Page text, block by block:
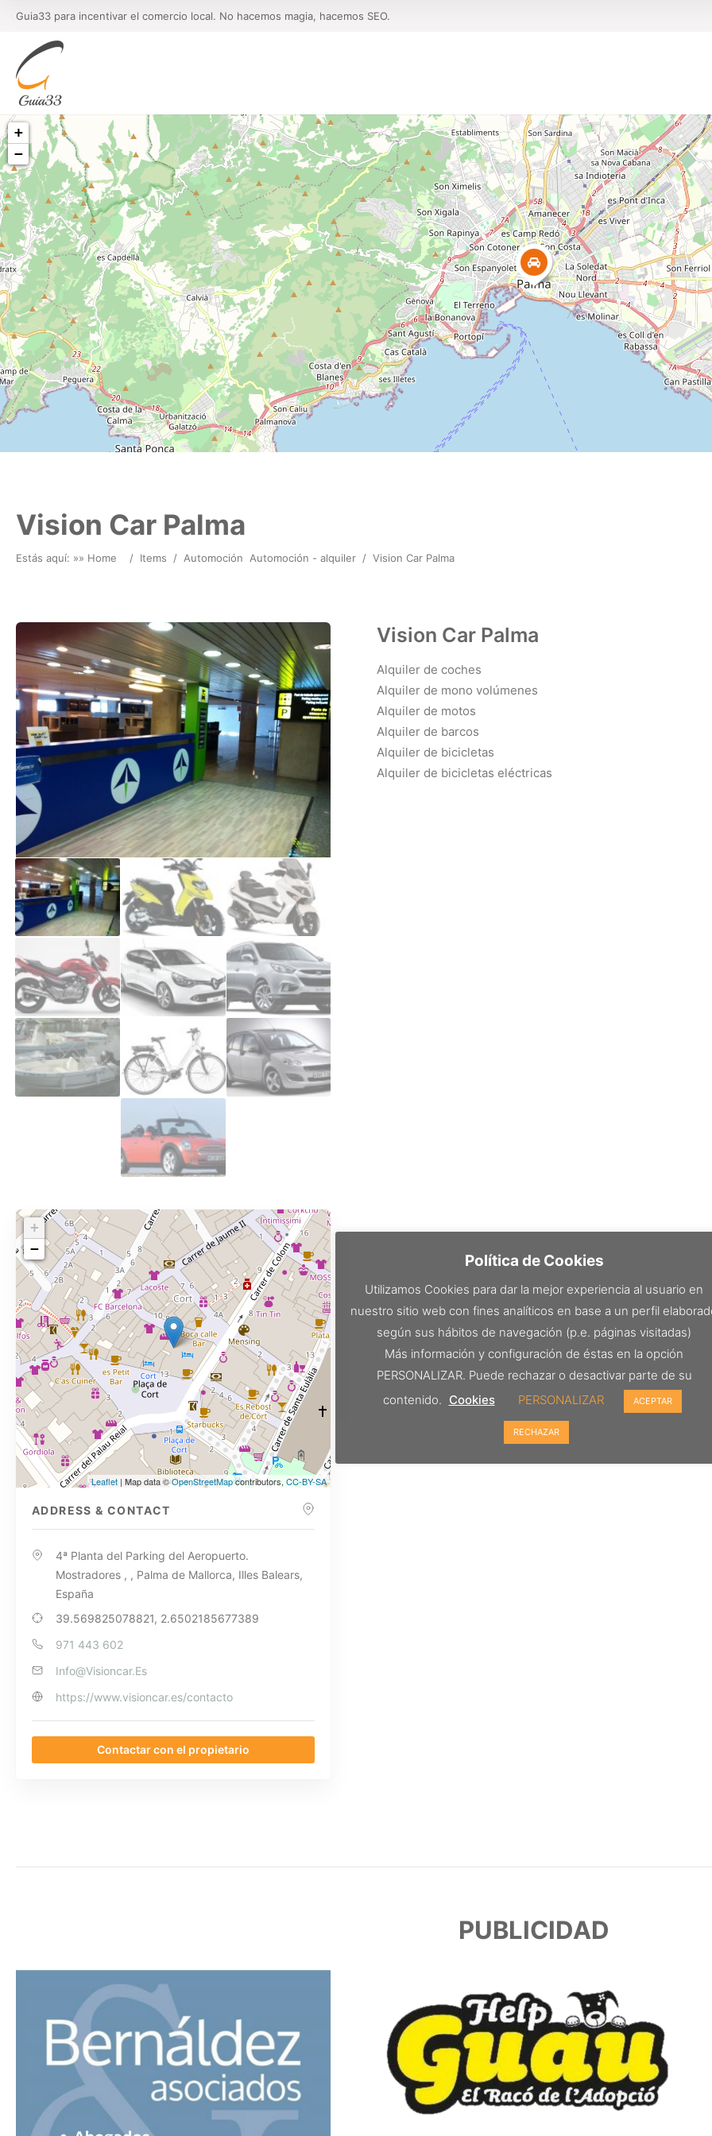
Guia33 para incentivar el comercio local. No hacemos magia, hacemos SEO.
+
−
Vision Car Palma
Estás aquí: »» Home / Items / Automoción Automoción - alquiler / Vision Car Palma
+
−
Leaflet | Map data ©OpenStreetMapcontributors,CC-BY-SA
ADDRESS & CONTACT
4ª Planta del Parking del Aeropuerto.
Mostradores , , Palma de Mallorca, Illes Balears,
España
39.569825078821, 2.6502185677389
971 443 602
Info@Visioncar.Es
https://www.visioncar.es/contacto
Contactar con el propietario
Vision Car Palma
Alquiler de coches
Alquiler de mono volúmenes
Alquiler de motos
Alquiler de barcos
Alquiler de bicicletas
Alquiler de bicicletas eléctricas
PUBLICIDAD
Política de Cookies
Utilizamos Cookies para dar la mejor experiencia al usuario en
nuestro sitio web con fines analíticos en base a un perfil
según sus hábitos de navegación (p.e. páginas visitadas)
Más información y configuración de éstas en la opción
PERSONALIZAR. Puede rechazar o desactivar parte de su
contenido. Cookies PERSONALIZAR ACEPTAR
RECHAZAR